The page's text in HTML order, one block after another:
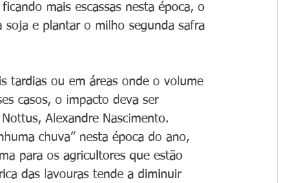
mais escassas nesta época, o
e plantar o milho segunda safra
tardias ou em áreas onde o volume
casos, o impacto deva ser
Alexandre Nascimento.
chuva” nesta época do ano,
para os agricultores que estão
das lavouras tende a diminuir